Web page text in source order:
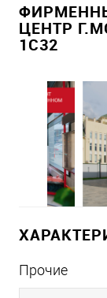
ЦЕНТР
1С32
Прочие